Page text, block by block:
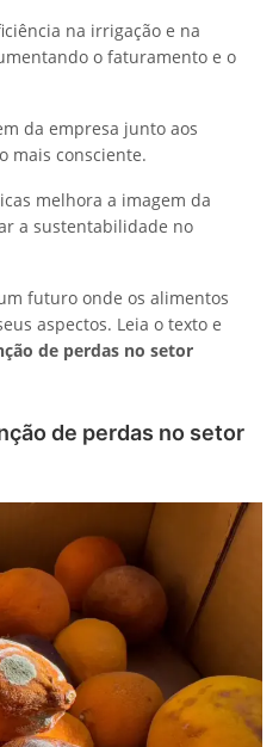
na irrigação e na
o faturamento e o
da empresa junto aos
mais consciente.
melhora a imagem da
a sustentabilidade no
futuro onde os alimentos
aspectos. Leia o texto e
de perdas no setor
de perdas no setor